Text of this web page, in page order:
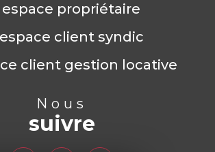
espace propriétaire
espace client syndic
client gestion locative
Nous
suivre